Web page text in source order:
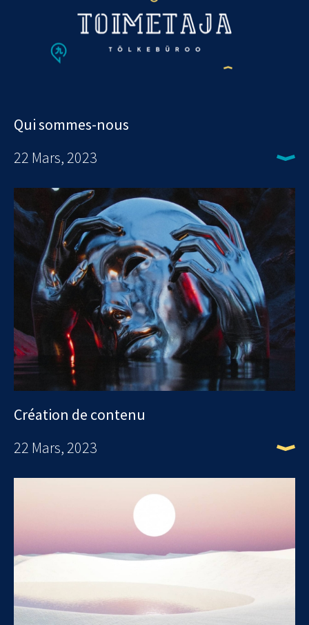
Qui sommes-nous
22 Mars, 2023
Création de contenu
22 Mars, 2023